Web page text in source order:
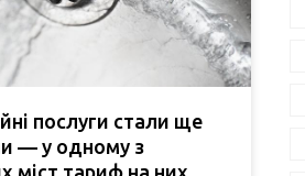
послуги стали ще
— у одному з